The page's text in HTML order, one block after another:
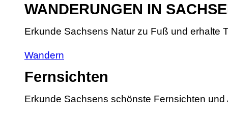
WANDERUNGEN IN
Erkunde Sachsens Natur zu Fuß und erhalte
Wandern
Fernsichten
Erkunde Sachsens schönste Fernsichten und